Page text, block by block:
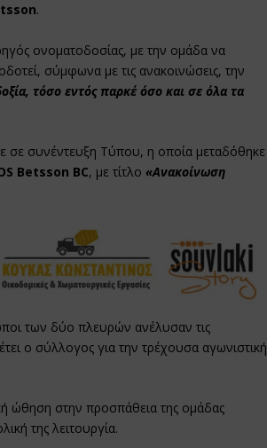
.
ονοματοδοσίας, με την ομάδα να
σύμφωνα με τις ανακοινώσεις, την
τόσο εντός παρκέ όσο και σε όλα τα
σε συνέντευξη Τύπου, η οποία μεταδόθηκε
Betsson BC, με τίτλο«Ανακοίνωση
των δύο πλευρών ανέλυσαν τις
ο σύλλογος για την τρέχουσα αγωνιστική
ώθηση στην προσπάθεια της ομάδας
της λειτουργία.